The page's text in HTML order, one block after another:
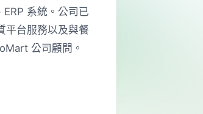
系統。公司已
平台服務以及與餐
公司顧問。